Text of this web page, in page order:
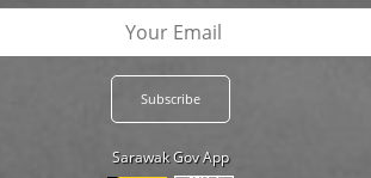
Sarawak Gov App